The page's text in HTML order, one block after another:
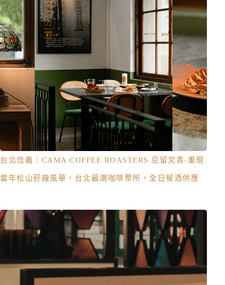
台北信義｜CAMA COFFEE ROASTERS 豆留文青-重現
當年松山菸廠風華，台北最潮咖啡聚所，全日餐酒供應